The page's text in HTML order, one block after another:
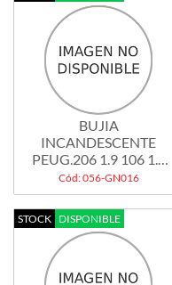
BUJIA
INCANDESCENTE
PEUG.206 1.9 106 1.6
CITRO.AX
Cód: 056-GN016
STOCK DISPONIBLE